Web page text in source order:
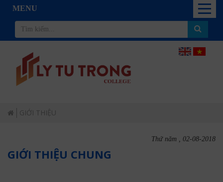
MENU
GIỚI THIỆU
Thứ năm , 02-08-2018
GIỚI THIỆU CHUNG